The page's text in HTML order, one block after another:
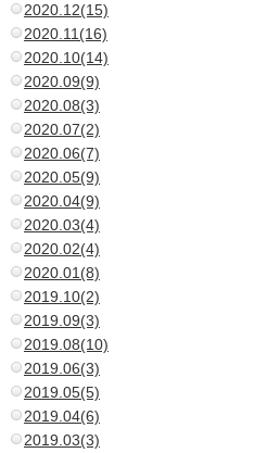
2020.12(15)
2020.11(16)
2020.10(14)
2020.09(9)
2020.08(3)
2020.07(2)
2020.06(7)
2020.05(9)
2020.04(9)
2020.03(4)
2020.02(4)
2020.01(8)
2019.10(2)
2019.09(3)
2019.08(10)
2019.06(3)
2019.05(5)
2019.04(6)
2019.03(3)